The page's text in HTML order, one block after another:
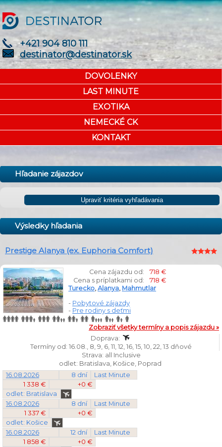
+421 904 810 111
destinator@destinator.sk
DOVOLENKY
LAST MINUTE
EXOTIKA
NEMECKÉ CK
KONTAKT
Hľadanie zájazdov
Výsledky hľadania
Prestige Alanya (ex. Euphoria Comfort)
Cena zájazdu od:
718 €
Cena s príplatkami od:
718 €
Turecko, Alanya, Mahmutlar
- Pobytové zájazdy
- Pre rodiny s deťmi
Zobraziť všetky termíny a popis zájazdu »
Doprava:
Termíny od: 16.08., 8, 9, 6, 11, 12, 16, 15, 10, 22, 13 dňové
Strava: all Inclusive
odlet: Bratislava, Košice, Poprad
16.08.2026
8 dní
Last Minute
1 338 €
+0 €
odlet: Bratislava
16.08.2026
8 dní
Last Minute
1 337 €
+0 €
odlet: Košice
16.08.2026
12 dní
Last Minute
1 858 €
+0 €